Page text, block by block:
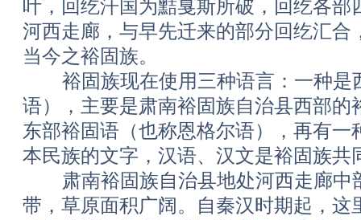
叶，回纥汗国为黠戛斯所破，回纥各部
河西走廊，与早先迁来的部分回纥汇合
当今之裕固族。
裕固族现在使用三种语言：一种是
语），主要是肃南裕固族自治县西部的
东部裕固语（也称恩格尔语），再有一
本民族的文字，汉语、汉文是裕固族共
肃南裕固族自治县地处河西走廊中
带，草原面积广阔。自秦汉时期起，这